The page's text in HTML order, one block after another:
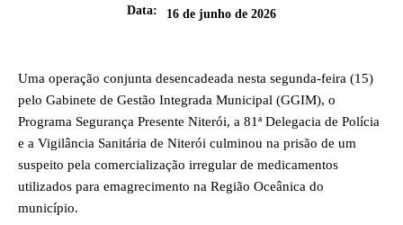
Data:
16 de junho de 2026
Uma operação conjunta desencadeada nesta segunda-feira (15)
pelo Gabinete de Gestão Integrada Municipal (GGIM), o
Programa Segurança Presente Niterói, a 81ª Delegacia de Polícia
e a Vigilância Sanitária de Niterói culminou na prisão de um
suspeito pela comercialização irregular de medicamentos
utilizados para emagrecimento na Região Oceânica do
município.